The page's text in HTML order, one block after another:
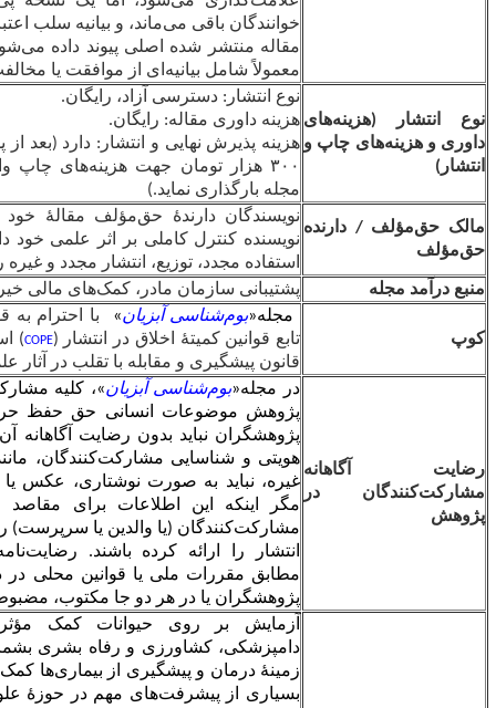
خوانندگان باقی می‌ماند، و بیانیه سلب اعتبار به صورت دو طرفه به
مقاله منتشر شده اصلی پیوند داده می‌شود. اظهارات سلب اعتبار
معمولاً شامل بیانیه‌ای از موافقت یا مخالفت نویسندگان است.
و
نوع انتشار: دسترسی آزاد، رایگان.
هزینه داوری مقاله: رایگان.
هزینه پذیرش نهایی و انتشار: دارد (بعد از پذیرش نهایی مقاله، مبلغ
۳۰۰ هزار تومان جهت هزینه‌های چاپ واریز گردد؛ و در سامانه
نویسندگان دارندۀ حق‌مؤلف مقالۀ خود بدون محدودیت هستند.
نویسنده کنترل کاملی بر اثر علمی خود دارد (به عنوان مثال، حق
استفاده مجدد، توزیع، انتشار مجدد و غیره را حفظ می‌کند).
پشتیبانی سازمان مادر، کمک‌های مالی خیریه
»با احترام به قوانین اخلاق در نشریات،
تابع قوانین کمیتۀ اخلاق در انتشار (COPE) است و از آیین‌نامۀ اجرایی
قانون پیشگیری و مقابله با تقلب در آثار علمی پیروی می‌نماید.
بوم‌شناسی آبزیان »، کلیه مشارکت‌کنندگان در مطالعه و
پژوهش موضوعات انسانی حق حفظ حریم خصوصی را دارند و
پژوهشگران نباید بدون رضایت آگاهانه آن را نقض کنند. اطلاعات
هویتی و شناسایی مشارکت‌کنندگان، مانند نام و نام خانوادگی، و
غیره، نباید به صورت نوشتاری، عکس یا شجره‌نامه منتشر شود؛
مگر اینکه این اطلاعات برای مقاصد علمی ضروری باشد و
مشارکت‌کنندگان (یا والدین یا سرپرست) رضایت آگاهانه کتبی برای
انتشار را ارائه کرده باشند. رضایت‌نامه مشارکت‌کنندگان باید
مطابق مقررات ملی یا قوانین محلی در دفتر مجله، در محل کار
پژوهشگران یا در هر دو جا مکتوب، مضبوط و بایگانی شود.
آزمایش بر روی حیوانات کمک مؤثری در علوم پزشکی،
دامپزشکی، کشاورزی و رفاه بشری بشمار می‌آید به نحوی که در
زمینۀ درمان و پیشگیری از بیماری‌ها کمک‌های شایانی نموده است.
بسیاری از پیشرفت‌های مهم در حوزۀ علوم پزشکی و دامپزشکی